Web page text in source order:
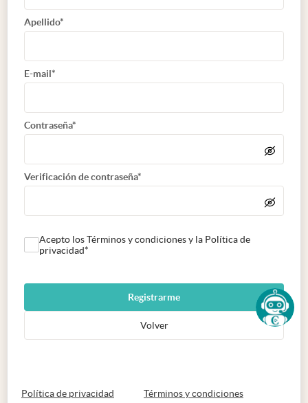
Apellido*
E-mail*
Contraseña*
Verificación de contraseña*
Acepto los Términos y condiciones y la Política de
privacidad*
Registrarme
Volver
Política de privacidad abre en nueva pestaña
Términos y condicionesabre en nueva